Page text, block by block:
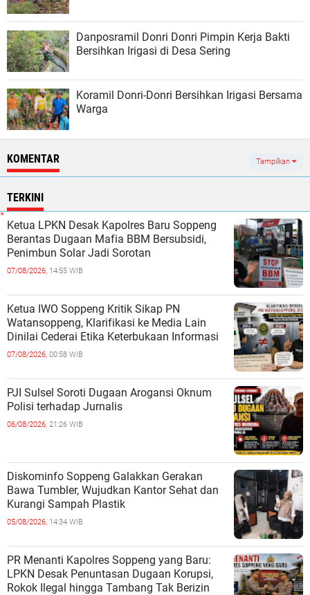
Danposramil Donri Donri Pimpin Kerja Bakti
Bersihkan Irigasi di Desa Sering
Koramil Donri-Donri Bersihkan Irigasi Bersama
Warga
KOMENTAR Tampilkan
TERKINI
Ketua LPKN Desak Kapolres Baru Soppeng
Berantas Dugaan Mafia BBM Bersubsidi,
Penimbun Solar Jadi Sorotan
07/08/2026, 14:55 WIB
Ketua IWO Soppeng Kritik Sikap PN
Watansoppeng, Klarifikasi ke Media Lain
Dinilai Cederai Etika Keterbukaan Informasi
07/08/2026, 00:58 WIB
PJI Sulsel Soroti Dugaan Arogansi Oknum
Polisi terhadap Jurnalis
06/08/2026, 21:26 WIB
Diskominfo Soppeng Galakkan Gerakan
Bawa Tumbler, Wujudkan Kantor Sehat dan
Kurangi Sampah Plastik
05/08/2026, 14:34 WIB
PR Menanti Kapolres Soppeng yang Baru:
LPKN Desak Penuntasan Dugaan Korupsi,
Rokok Ilegal hingga Tambang Tak Berizin